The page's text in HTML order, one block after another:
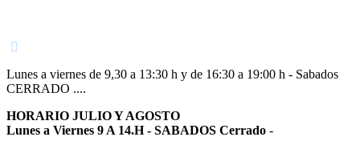
Lunes a viernes de 9,30 a 13:30 h y de 16:30 a 19:00 h - Sabados
CERRADO ....
HORARIO JULIO Y AGOSTO
Lunes a Viernes 9 A 14.H - SABADOS Cerrado -